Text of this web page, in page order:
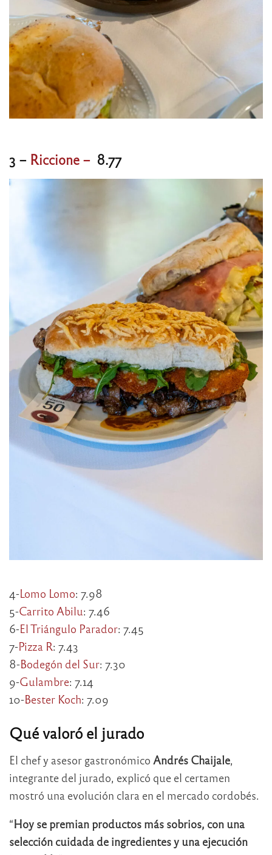
3 – Riccione – 8.77
4-Lomo Lomo: 7.98
5-Carrito Abilu: 7.46
6-El Triángulo Parador: 7.45
7-Pizza R: 7.43
8-Bodegón del Sur: 7.30
9-Gulambre: 7.14
10-Bester Koch: 7.09
Qué valoró el jurado
El chef y asesor gastronómico Andrés Chaijale
integrante del jurado, explicó que el certamen
mostró una evolución clara en el mercado cordobés.
“Hoy se premian productos más sobrios, con una
selección cuidada de ingredientes y una ejecución